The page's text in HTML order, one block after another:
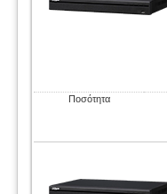
Ποσότητα